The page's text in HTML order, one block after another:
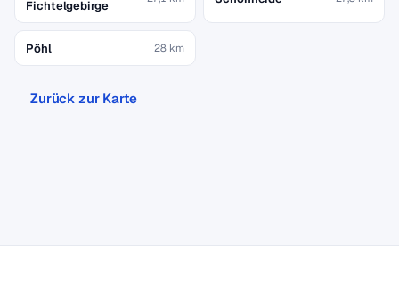
Fichtelgebirge
Pöhl 28 km
Zurück zur Karte